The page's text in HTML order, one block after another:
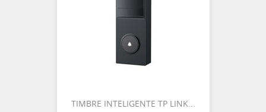
TIMBRE INTELIGENTE TP LINK...